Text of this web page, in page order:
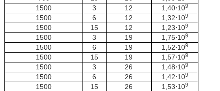
1500 3 12 1,40⋅109
1500 6 12 1,32⋅109
1500 15 12 1,23⋅109
1500 3 19 1,75⋅109
1500 6 19 1,52⋅109
1500 15 19 1,57⋅109
1500 3 26 1,48⋅109
1500 6 26 1,42⋅109
1500 15 26 1,53⋅109